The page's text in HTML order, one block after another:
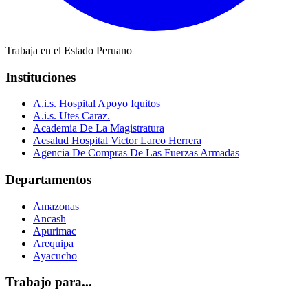
Trabaja en el Estado Peruano
Instituciones
A.i.s. Hospital Apoyo Iquitos
A.i.s. Utes Caraz.
Academia De La Magistratura
Aesalud Hospital Victor Larco Herrera
Agencia De Compras De Las Fuerzas Armadas
Departamentos
Amazonas
Ancash
Apurimac
Arequipa
Ayacucho
Trabajo para...